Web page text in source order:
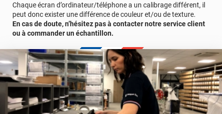
Chaque écran d’ordinateur/téléphone a un calibrage différent, il
peut donc exister une différence de couleur et/ou de texture.
En cas de doute, n’hésitez pas à contacter notre service client
ou à commander un échantillon.